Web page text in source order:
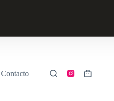
Contacto
Shopping